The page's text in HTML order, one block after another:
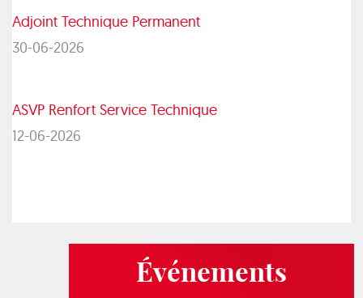
Adjoint Technique Permanent
30-06-2026
ASVP Renfort Service Technique
12-06-2026
Événements